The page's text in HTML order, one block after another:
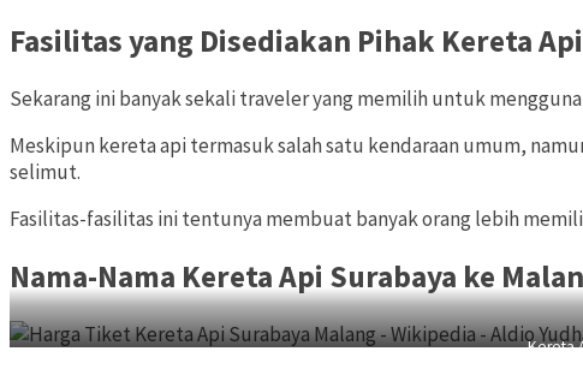
Fasilitas yang Disediakan Pihak Kereta Api
Sekarang ini banyak sekali traveler yang memilih untuk
Meskipun kereta api termasuk salah satu kendaraan umum,
selimut.
Fasilitas-fasilitas ini tentunya membuat banyak orang lebih
Nama-Nama Kereta Api Surabaya ke
Kereta